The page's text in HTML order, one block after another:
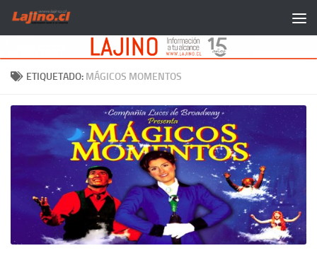
Saltar al contenido
ETIQUETADO: MÁGICOS MOMENTOS